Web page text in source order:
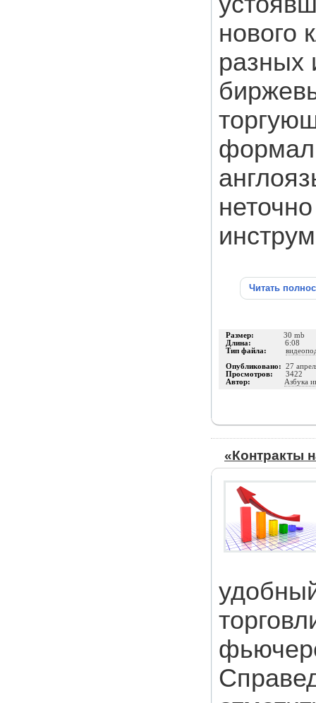
нового
разных
Читать
Размер: 30 mb
Длина: 6:08
Тип файла:
Опубликовано: 27
Просмотров: 3422
Автор: Азбука
«Контракты